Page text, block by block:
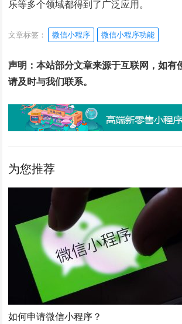
乐等多个领域都得到了广泛应用。
文章标签： 微信小程序 微信小程序功能
声明：本站部分文章来源于互联网，如有
请及时与我们联系。
为您推荐
如何申请微信小程序？